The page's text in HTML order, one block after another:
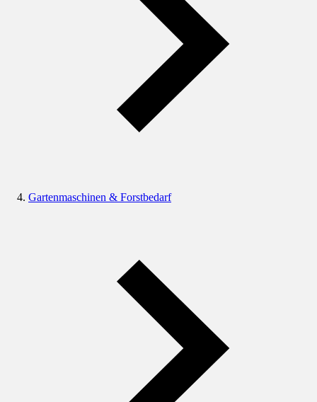
Gartenmaschinen & Forstbedarf